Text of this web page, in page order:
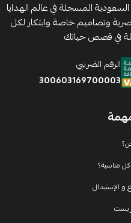
كل مناسبة؟
و الإستبدال
المسجلة في عالم الهدايا
وتصاميم خاصة وابتكار لكل
في قصص حياتك
الرقم الضريبي
300603169700003